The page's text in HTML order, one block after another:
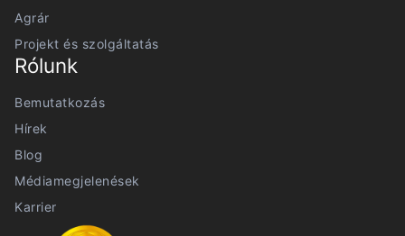
Agrár
Projekt és szolgáltatás
Rólunk
Bemutatkozás
Hírek
Blog
Médiamegjelenések
Karrier